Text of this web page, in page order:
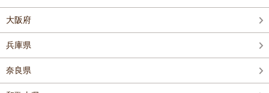
大阪府
兵庫県
奈良県